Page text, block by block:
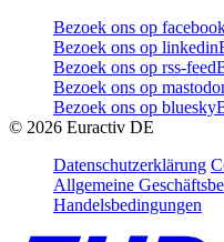
Bezoek ons op
Bezoek ons op linkedin
Bezoek ons op rss-feed
Bezoek ons op
Bezoek ons op bluesky
© 2026 Euractiv DE
Datenschutzerklärung
Allgemeine
Handelsbedingungen